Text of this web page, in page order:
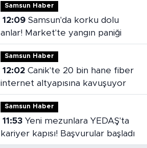
Samsun Haber
12:09Samsun'da korku dolu
anlar! Market'te yangın paniği
Samsun Haber
12:02Canik'te 20 bin hane fiber
internet altyapısına kavuşuyor
Samsun Haber
11:53Yeni mezunlara YEDAŞ'ta
kariyer kapısı! Başvurular başladı